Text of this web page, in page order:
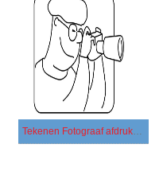
Tekenen Fotograaf afdrukbaar